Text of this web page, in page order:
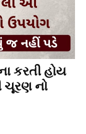
કરતી હોય
ચૂરણ નો